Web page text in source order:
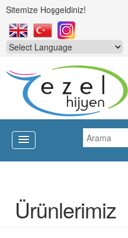
Sitemize Hoşgeldiniz!
Ürünlerimiz